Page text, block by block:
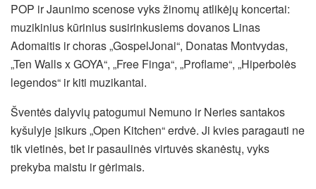
POP ir Jaunimo scenose vyks žinomų atlikėjų koncertai:
muzikinius kūrinius susirinkusiems dovanos Linas
Adomaitis ir choras „GospelJonai“, Donatas Montvydas,
„Ten Walls x GOYA“, „Free Finga“, „Proflame“, „Hiperbolės
legendos“ ir kiti muzikantai.
Šventės dalyvių patogumui Nemuno ir Neries santakos
kyšulyje įsikurs „Open Kitchen“ erdvė. Ji kvies paragauti ne
tik vietinės, bet ir pasaulinės virtuvės skanėstų, vyks
prekyba maistu ir gėrimais.